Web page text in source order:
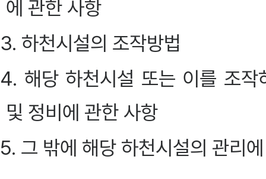
에 관한 사항
3. 하천시설의 조작방법
4. 해당 하천시설 또는 이를 조작
및 정비에 관한 사항
5. 그 밖에 해당 하천시설의 관리